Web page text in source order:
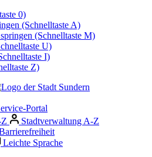
0)
(Schnelltaste A)
(Schnelltaste M)
U)
I)
Z)
Portal
Stadtverwaltung A-Z
Leichte Sprache